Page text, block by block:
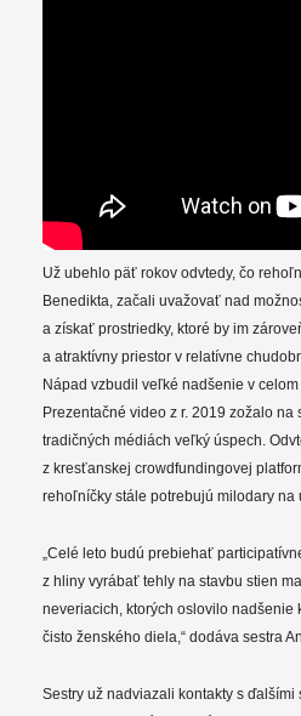
Už ubehlo päť rokov odvtedy, čo
Benedikta, začali uvažovať nad
a získať prostriedky, ktoré by im
a atraktívny priestor v relatívne
Nápad vzbudil veľké nadšenie v
Prezentačné video z r. 2019 zožalo
tradičných médiách veľký úspech.
z kresťanskej crowdfundingovej
rehoľníčky stále potrebujú milodary na
„Celé leto budú prebiehať
z hliny vyrábať tehly na stavbu stien
neveriacich, ktorých oslovilo nadšenie
čisto ženského diela,“ dodáva sestra
Sestry už nadviazali kontakty s